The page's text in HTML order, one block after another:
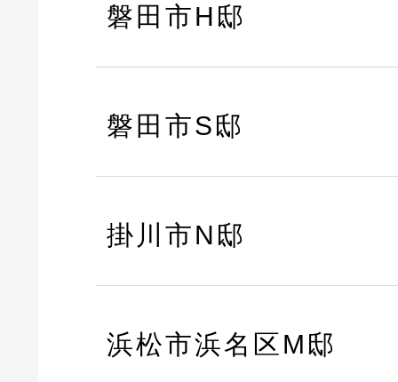
磐田市H邸
磐田市S邸
掛川市N邸
浜松市浜名区M邸